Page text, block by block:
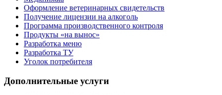
Оформление ветеринарных свидетельств
Получение лицензии на алкоголь
Программа производственного контроля
Продукты «на вынос»
Разработка меню
Разработка ТУ
Уголок потребителя
Дополнительные услуги